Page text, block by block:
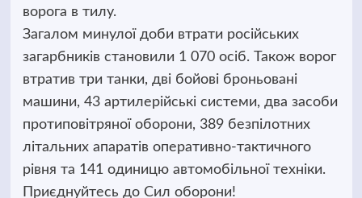
ворога в тилу.
Загалом минулої доби втрати російських
загарбників становили 1 070 осіб. Також ворог
втратив три танки, дві бойові броньовані
машини, 43 артилерійські системи, два засоби
протиповітряної оборони, 389 безпілотних
літальних апаратів оперативно-тактичного
рівня та 141 одиницю автомобільної техніки.
Приєднуйтесь до Сил оборони!